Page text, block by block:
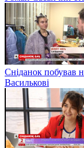
Сніданок побував
Василькові